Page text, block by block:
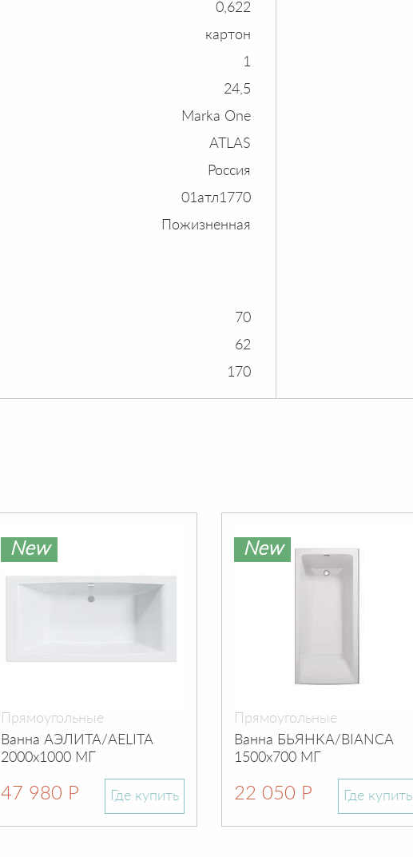
0,622
картон
1
24,5
Marka One
ATLAS
Россия
01атл1770
Пожизненная
70
62
170
New
Прямоугольные
Ванна АЭЛИТА/AELITA
2000х1000 МГ
47 980 Р Где купить
New
Прямоугольные
Ванна БЬЯНКА/BIANCA
1500х700 МГ
22 050 Р Где купить